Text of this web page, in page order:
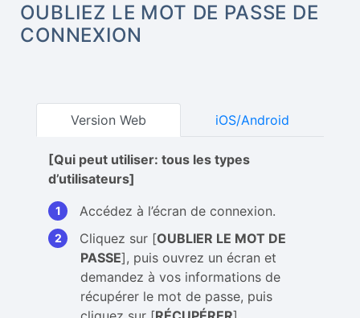
OUBLIEZ LE MOT DE PASSE DE
CONNEXION
Version Web iOS/Android
[Qui peut utiliser: tous les types
d’utilisateurs]
Accédez à l’écran de connexion.
Cliquez sur [OUBLIER LE MOT DE
PASSE], puis ouvrez un écran et
demandez à vos informations de
récupérer le mot de passe, puis